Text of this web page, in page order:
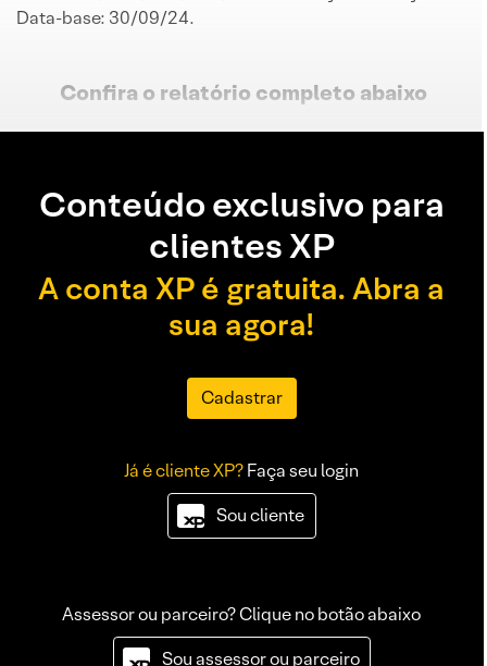
Data-base: 30/09/24.
Confira o relatório completo abaixo
Conteúdo exclusivo para
clientes XP
A conta XP é gratuita. Abra a
sua agora!
Cadastrar
Já é cliente XP?Faça seu login
Sou cliente
Assessor ou parceiro? Clique no botão abaixo
Sou assessor ou parceiro